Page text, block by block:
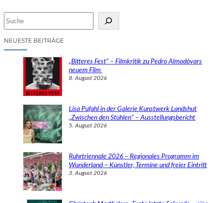
cNEUESTE BEITRÄGE
„Bitteres Fest“ – Filmkritik zu Pedro Almodóvars
neuem Film
8. August 2026
Lisa Pufahl in der Galerie Kunstwerk Landshut
„Zwischen den Stühlen“ – Ausstellungsbericht
5. August 2026
Ruhrtriennale 2026 – Regionales Programm im
Wunderland – Künstler, Termine und freier Eintritt
3. August 2026